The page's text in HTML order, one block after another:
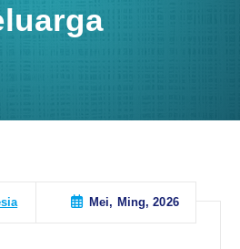
Mei, Ming, 2026